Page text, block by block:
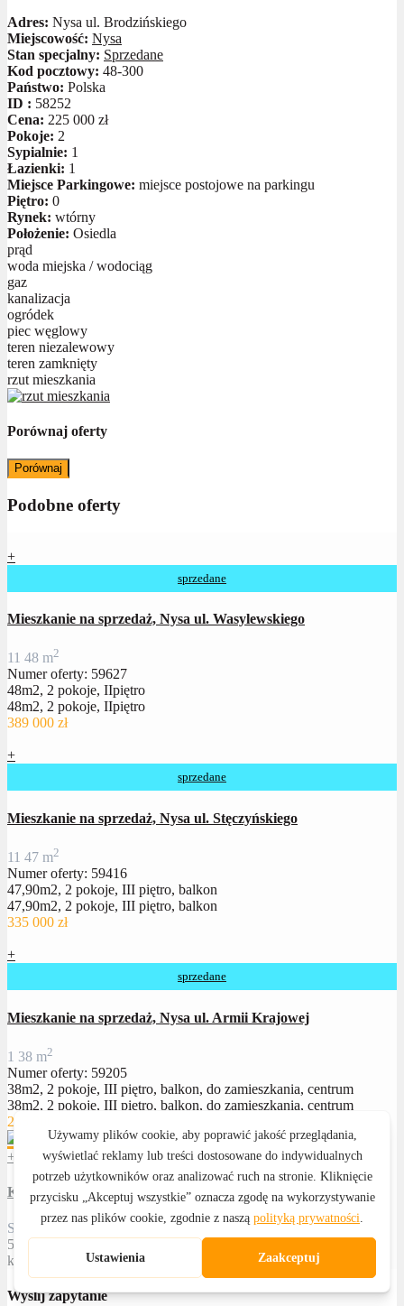
Adres: Nysa ul. Brodzińskiego
Miejscowość: Nysa
Stan specjalny: Sprzedane
Kod pocztowy: 48-300
Państwo: Polska
ID : 58252
Cena: 225 000 zł
Pokoje: 2
Sypialnie: 1
Łazienki: 1
Miejsce Parkingowe: miejsce postojowe na parkingu
Piętro: 0
Rynek: wtórny
Położenie: Osiedla
prąd
woda miejska / wodociąg
gaz
kanalizacja
ogródek
piec węglowy
teren niezalewowy
teren zamknięty
rzut mieszkania
Porównaj oferty
Porównaj
Podobne oferty
+
sprzedane
Mieszkanie na sprzedaż, Nysa ul. Wasylewskiego
11 48 m2
Numer oferty: 59627
48m2, 2 pokoje, IIpiętro
48m2, 2 pokoje, IIpiętro
389 000 zł
+
sprzedane
Mieszkanie na sprzedaż, Nysa ul. Stęczyńskiego
11 47 m2
Numer oferty: 59416
47,90m2, 2 pokoje, III piętro, balkon
47,90m2, 2 pokoje, III piętro, balkon
335 000 zł
+
sprzedane
Mieszkanie na sprzedaż, Nysa ul. Armii Krajowej
1 38 m2
Numer oferty: 59205
38m2, 2 pokoje, III piętro, balkon, do zamieszkania, centrum
38m2, 2 pokoje, III piętro, balkon, do zamieszkania, centrum
285 000 zł
+
Katarzyna Witkowska
Specjalista ds. nieruchomości
502 601 459
kwitkowska@royalhome24.pl
Wyślij zapytanie